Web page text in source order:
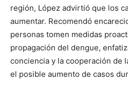
región, López advirtió que los
aumentar. Recomendó
personas tomen medidas
propagación del dengue,
conciencia y la cooperación de
el posible aumento de casos